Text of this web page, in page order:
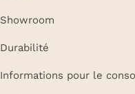
Showroom
Durabilité
Informations pour le